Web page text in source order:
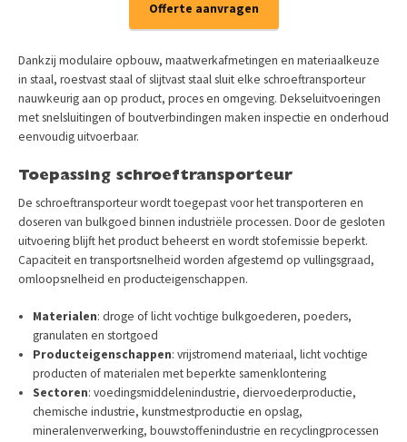
Offerte aanvragen
Dankzij modulaire opbouw, maatwerkafmetingen en materiaalkeuze
in staal, roestvast staal of slijtvast staal sluit elke schroeftransporteur
nauwkeurig aan op product, proces en omgeving. Dekseluitvoeringen
met snelsluitingen of boutverbindingen maken inspectie en onderhoud
eenvoudig uitvoerbaar.
Toepassing schroeftransporteur
De schroeftransporteur wordt toegepast voor het transporteren en
doseren van bulkgoed binnen industriële processen. Door de gesloten
uitvoering blijft het product beheerst en wordt stofemissie beperkt.
Capaciteit en transportsnelheid worden afgestemd op vullingsgraad,
omloopsnelheid en producteigenschappen.
Materialen: droge of licht vochtige bulkgoederen, poeders,
granulaten en stortgoed
Producteigenschappen: vrijstromend materiaal, licht vochtige
producten of materialen met beperkte samenklontering
Sectoren: voedingsmiddelenindustrie, diervoederproductie,
chemische industrie, kunstmestproductie en opslag,
mineralenverwerking, bouwstoffenindustrie en recyclingprocessen